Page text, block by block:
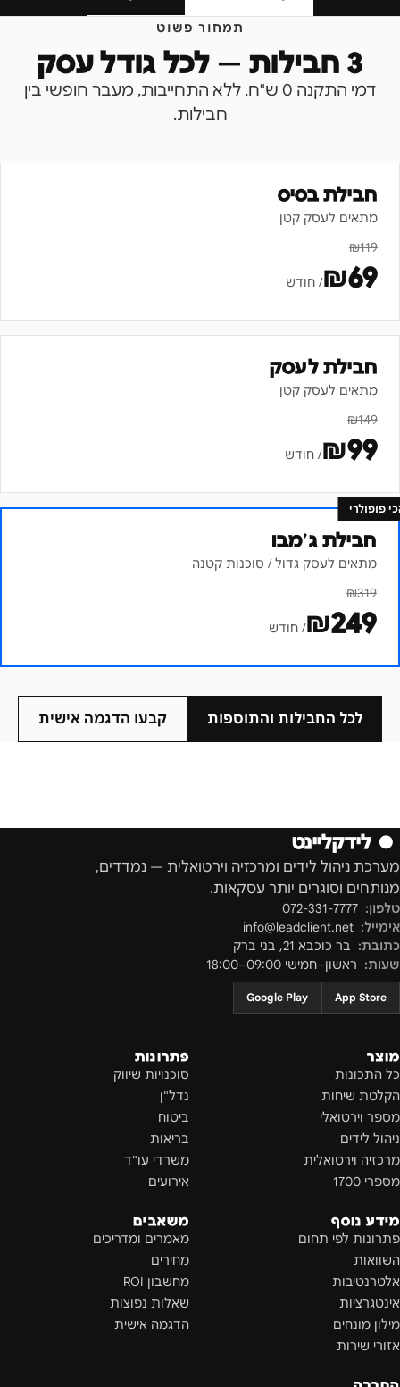
תמחור פשוט
3 חבילות — לכל גודל עסק
דמי התקנה 0 ש"ח, ללא התחייבות, מעבר חופשי בין
חבילות.
חבילת בסיס
מתאים לעסק קטן
₪119
₪69 / חודש
חבילת לעסק
מתאים לעסק קטן
₪149
₪99 / חודש
פופולרי
חבילת ג׳מבו
מתאים לעסק גדול / סוכנות קטנה
₪319
₪249 / חודש
לכל החבילות והתוספות קבעו הדגמה אישית
● לידקליינט
מערכת ניהול לידים ומרכזיה וירטואלית — נמדדים,
מנותחים וסוגרים יותר עסקאות.
טלפון: 072-331-7777
אימייל: info@leadclient.net
כתובת: בר כוכבא 21 , בני ברק
שעות: ראשון–חמישי 09:00–18:00
App Store
Google Play
מוצר
כל התכונות
הקלטת שיחות
מספר וירטואלי
ניהול לידים
מרכזיה וירטואלית
מספרי 1700
פתרונות
סוכנויות שיווק
נדל"ן
ביטוח
בריאות
משרדי עו"ד
אירועים
מידע נוסף
פתרונות לפי תחום
השוואות
אלטרנטיבות
אינטגרציות
מילון מונחים
אזורי שירות
משאבים
מאמרים ומדריכים
מחירים
מחשבון ROI
שאלות נפוצות
הדגמה אישית